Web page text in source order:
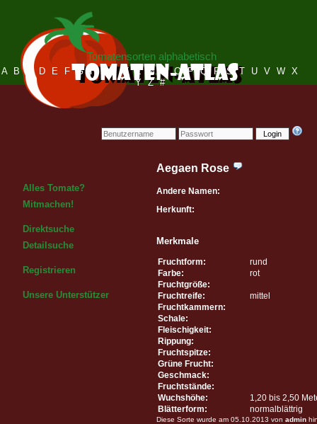
Login
Tomatensorten alphabetisch
A B C D E F G H I J K L M N O P Q R S T U V W X
Y Z #
Alles Tomate?
Mitmachen!
Direktsuche
Detailsuche
Registrieren
Unsere Unterstützer
Aegaen Rose
Andere Namen:
Herkunft:
Merkmale
Fruchtform:
rund
Farbe:
rot
Fruchtgröße:
Fruchtreife:
mittel
Fruchtkammern:
Schale:
Fleischigkeit:
Rippung:
Fruchtspitze:
Grüne Frucht:
Geschmack:
Fruchtstände:
Wuchshöhe:
1,20 bis 2,50
Blätterform:
normalblättrig
Diese Sorte wurde am 05.10.2013 von admin